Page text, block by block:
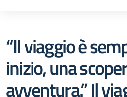
“Il viaggio è
inizio, una
avventura.” Il